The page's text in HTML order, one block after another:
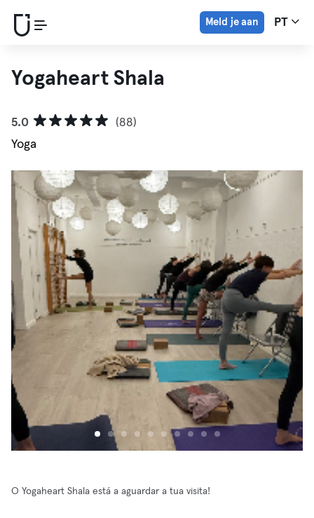
Meld je aan PT
Yogaheart Shala
5.0
(88)
Yoga
O Yogaheart Shala está a aguardar a tua visita!